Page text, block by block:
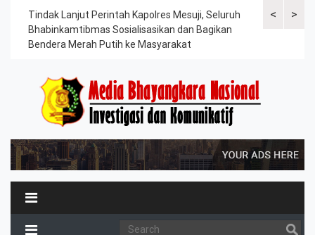
<
Tindak Lanjut Perintah Kapolres Mesuji, Seluruh
Bhabinkamtibmas Sosialisasikan dan Bagikan
Bendera Merah Putih ke Masyarakat
Sat Lantas
>